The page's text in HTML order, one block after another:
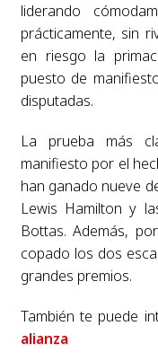
liderando
prácticamente, sin
en riesgo la
puesto de
disputadas.
La prueba más
manifiesto por el
han ganado nueve
Lewis Hamilton y
Bottas. Además,
copado los dos
grandes premios.
También te puede
alianza